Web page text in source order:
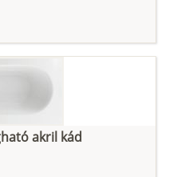
akril kád